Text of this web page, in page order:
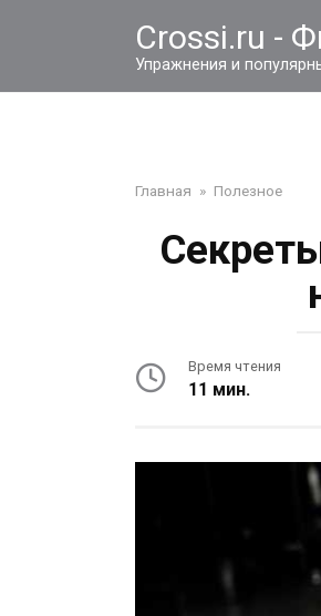
Crossi.ru -
Упражнения и
Главная » Полезное
Время чтения
11 мин.